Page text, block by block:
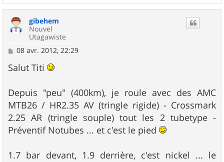
a
gibehem
Nouvel
Utagawiste
M
s
s
g
e
08 avr. 2012, 22:29
Salut Titi
Depuis "peu" (400km), je roule avec des AMC
MTB26 / HR2.35 AV (tringle rigide) - Crossmark
2.25 AR (tringle souple) tout les 2 tubetype -
Préventif Notubes ... et c'est le pied
1.7 bar devant, 1.9 derrière, c'est nickel ... le